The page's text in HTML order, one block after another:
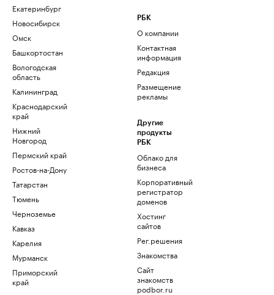
Екатеринбург
Новосибирск
Омск
Башкортостан
Вологодская
область
Калининград
Краснодарский
край
Нижний
Новгород
Пермский край
Ростов-на-Дону
Татарстан
Тюмень
Черноземье
Кавказ
Карелия
Мурманск
Приморский
край
РБК
О компании
Контактная
информация
Редакция
Размещение
рекламы
Другие
продукты
РБК
Облако для
бизнеса
Корпоративный
регистратор
доменов
Хостинг
сайтов
Рег.решения
Знакомства
Сайт
знакомств
podbor.ru